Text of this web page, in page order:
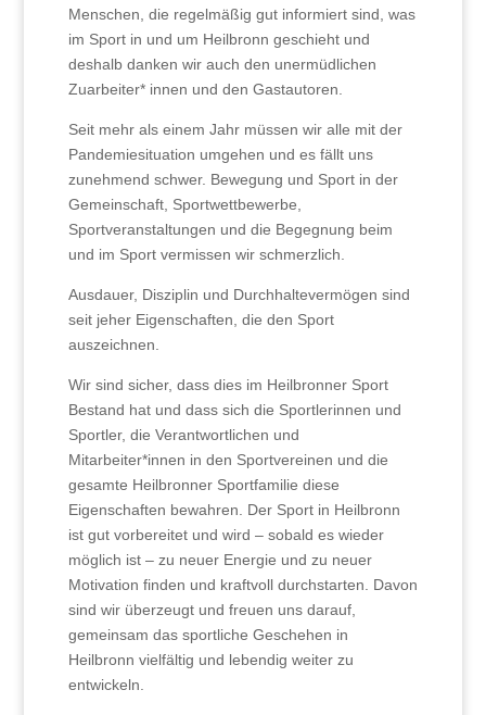
Menschen, die regelmäßig gut informiert sind, was
im Sport in und um Heilbronn geschieht und
deshalb danken wir auch den unermüdlichen
Zuarbeiter* innen und den Gastautoren.
Seit mehr als einem Jahr müssen wir alle mit der
Pandemiesituation umgehen und es fällt uns
zunehmend schwer. Bewegung und Sport in der
Gemeinschaft, Sportwettbewerbe,
Sportveranstaltungen und die Begegnung beim
und im Sport vermissen wir schmerzlich.
Ausdauer, Disziplin und Durchhaltevermögen sind
seit jeher Eigenschaften, die den Sport
auszeichnen.
Wir sind sicher, dass dies im Heilbronner Sport
Bestand hat und dass sich die Sportlerinnen und
Sportler, die Verantwortlichen und
Mitarbeiter*innen in den Sportvereinen und die
gesamte Heilbronner Sportfamilie diese
Eigenschaften bewahren. Der Sport in Heilbronn
ist gut vorbereitet und wird – sobald es wieder
möglich ist – zu neuer Energie und zu neuer
Motivation finden und kraftvoll durchstarten. Davon
sind wir überzeugt und freuen uns darauf,
gemeinsam das sportliche Geschehen in
Heilbronn vielfältig und lebendig weiter zu
entwickeln.